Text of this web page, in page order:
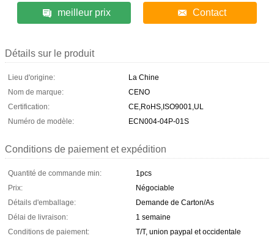
meilleur prix Contact
Détails sur le produit
Lieu d'origine:
La Chine
Nom de marque:
CENO
Certification:
CE,RoHS,ISO9001,UL
Numéro de modèle:
ECN004-04P-01S
Conditions de paiement et expédition
Quantité de commande min:
1pcs
Prix:
Négociable
Détails d'emballage:
Demande de Carton/As
Délai de livraison:
1 semaine
Conditions de paiement:
T/T, union paypal et occidentale